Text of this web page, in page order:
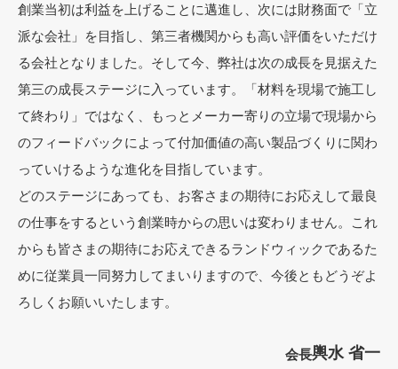
創業当初は利益を上げることに邁進し、次には財務面で「立
派な会社」を目指し、第三者機関からも高い評価をいただけ
る会社となりました。そして今、弊社は次の成長を見据えた
第三の成長ステージに入っています。「材料を現場で施工し
て終わり」ではなく、もっとメーカー寄りの立場で現場から
のフィードバックによって付加価値の高い製品づくりに関わ
っていけるような進化を目指しています。
どのステージにあっても、お客さまの期待にお応えして最良
の仕事をするという創業時からの思いは変わりません。これ
からも皆さまの期待にお応えできるランドウィックであるた
めに従業員一同努力してまいりますので、今後ともどうぞよ
ろしくお願いいたします。
会長輿水 省一